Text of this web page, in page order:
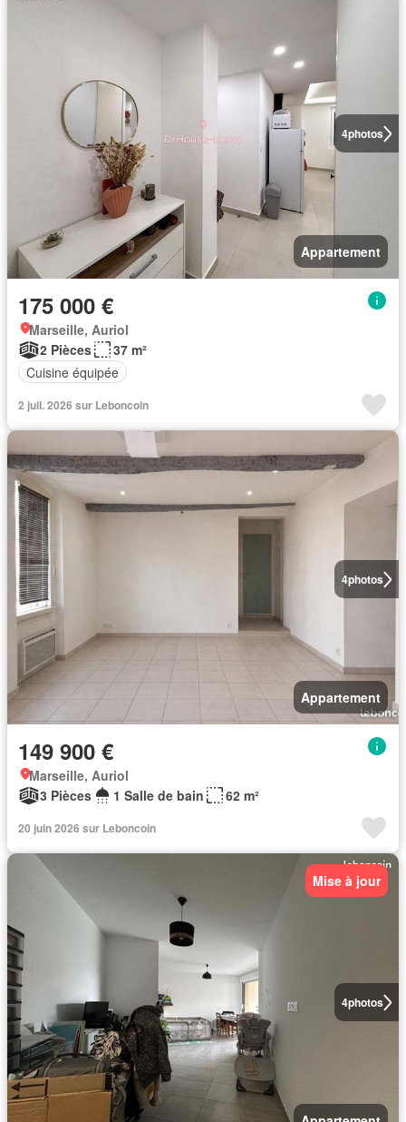
4photos
Appartement
175 000 €
Marseille, Auriol
2 Pièces
37 m²
Cuisine équipée
2 juil. 2026 sur Leboncoin
4photos
Appartement
149 900 €
Marseille, Auriol
3 Pièces
1 Salle de bain 62 m²
20 juin 2026 sur Leboncoin
4photos
Mise à jour